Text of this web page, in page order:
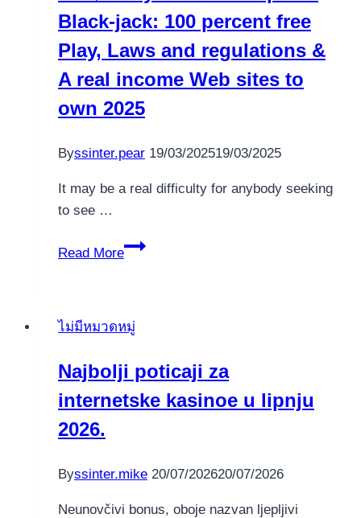
Black-jack: 100 percent free
Play, Laws and regulations &
A real income Web sites to
own 2025
Byssinter.pear 19/03/202519/03/2025
It may be a real difficulty for anybody seeking
to see …
Read More
On
Rtp
Black-
jack:
Play,
Laws
ไม่มีหมวดหมู่
Najbolji poticaji za
internetske kasinoe u lipnju
2026.
Byssinter.mike 20/07/202620/07/2026
Neunovčivi bonus, oboje nazvan ljepljivi